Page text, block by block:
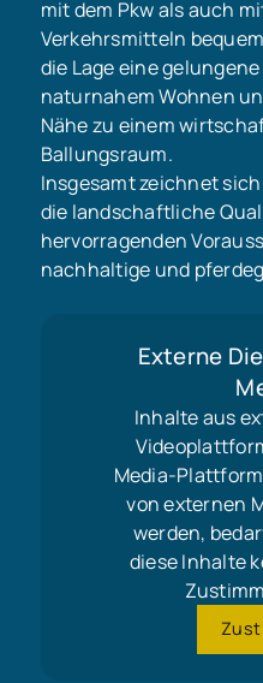
mit dem Pkw als auch
Verkehrsmitteln
die Lage eine
naturnahem Wohnen
Nähe zu einem
Ballungsraum.
Insgesamt zeichnet
die landschaftliche
hervorragenden
nachhaltige und
Externe
Inhalte aus
Media-
von externen
werden,
diese Inhalte